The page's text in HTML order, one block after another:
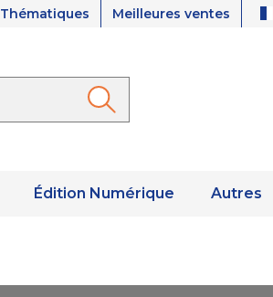
Thématiques Meilleures ventes
Édition Numérique Autres